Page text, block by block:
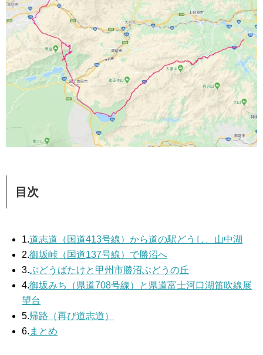
目次
1.道志道（国道413号線）から道の駅どうし、山中湖
2.御坂峠（国道137号線）で勝沼へ
3.ぶどうばたけと甲州市勝沼ぶどうの丘
4.御坂みち（県道708号線）と県道富士河口湖笛吹線展
望台
5.帰路（再び道志道）
6. まとめ